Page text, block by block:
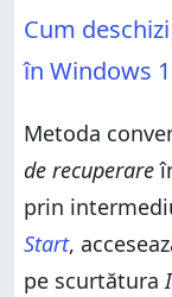
Cum
în Windows
Metoda
de recuperare
prin
Start,
pe scurtătura